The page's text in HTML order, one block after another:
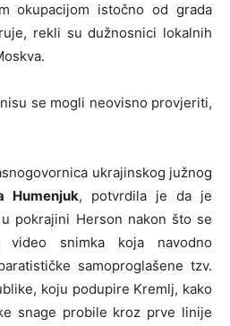
okupacijom istočno od grada
rekli su dužnosnici lokalnih
se mogli neovisno provjeriti,
ukrajinskog južnog
Humenjuk, potvrdila je da je
pokrajini Herson nakon što se
snimka koja navodno
samoproglašene tzv.
koju podupire Kremlj, kako
snage probile kroz prve linije